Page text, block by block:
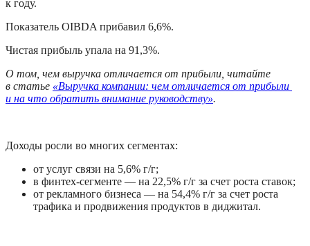
к году.
Показатель OIBDA прибавил 6,6%.
Чистая прибыль упала на 91,3%.
О том, чем выручка отличается от прибыли, читайте
в статье «Выручка компании: чем отличается от прибыли
и на что обратить внимание руководству».
Доходы росли во многих сегментах:
от услуг связи на 5,6% г/г;
в финтех-сегменте — на 22,5% г/г за счет роста ставок;
от рекламного бизнеса — на 54,4% г/г за счет роста
трафика и продвижения продуктов в диджитал.